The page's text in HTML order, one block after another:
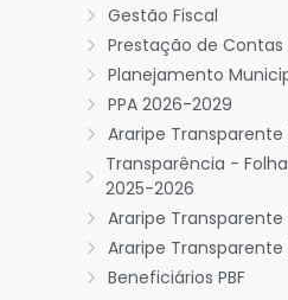
Gestão Fiscal
Prestação de Contas
Planejamento
PPA 2026-2029
Araripe
Transparência -
2025-2026
Araripe
Araripe Transparente
Beneficiários PBF